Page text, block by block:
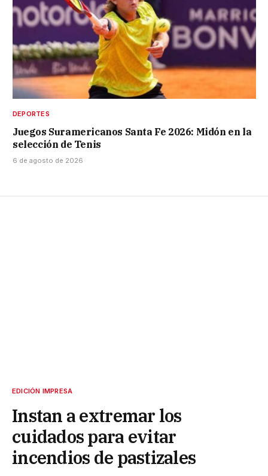
DEPORTES
Juegos Suramericanos Santa Fe 2026: Midón en la
selección de Tenis
6 de agosto de 2026
EDICIÓN IMPRESA
Instan a extremar los
cuidados para evitar
incendios de pastizales